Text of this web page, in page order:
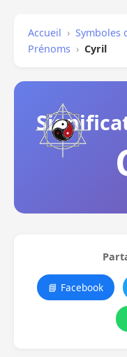
Accueil › Symboles
Prénoms › Cyril
📘 Facebook